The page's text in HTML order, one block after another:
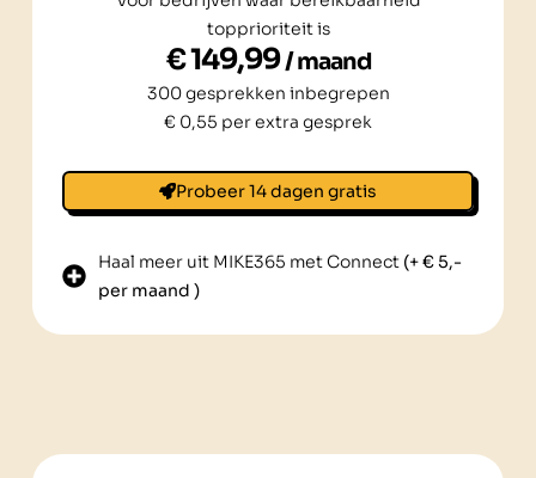
topprioriteit is
€ 149,99/ maand
300 gesprekken inbegrepen
€ 0,55 per extra gesprek
Probeer 14 dagen gratis
Haal meer uit MIKE365 met Connect (+ € 5,-
per maand )